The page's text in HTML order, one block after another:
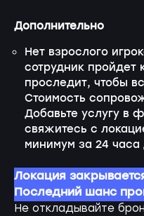
Дополнительно
Нет взрослого
сотрудник пройдет
проследит, чтобы
Стоимость
Добавьте услугу в
свяжитесь с
минимум за 24
Локация
Последний шанс
Не откладывайте